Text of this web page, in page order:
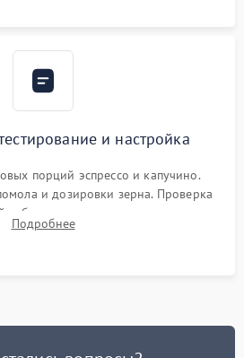
и настройка
порций эспрессо и капучино.
и дозировки зерна. Проверка
таблетки, температуры напитка и
Контроль отсутствия посторонних
Подробнее